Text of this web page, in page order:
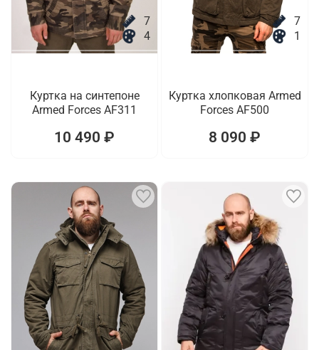
7
4
Куртка на синтепоне
Armed Forces AF311
10 490 ₽
7
1
Куртка хлопковая Armed
Forces AF500
8 090 ₽